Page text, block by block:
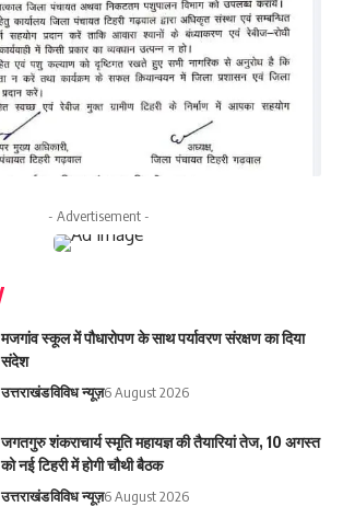
- Advertisement -
मजगांव स्कूल में पौधारोपण के साथ पर्यावरण संरक्षण का दिया
संदेश
उत्तराखंडविविध न्यूज़6 August 2026
जगतगुरु शंकराचार्य स्मृति महायज्ञ की तैयारियां तेज, 10 अगस्त
को नई टिहरी में होगी चौथी बैठक
उत्तराखंडविविध न्यूज़6 August 2026